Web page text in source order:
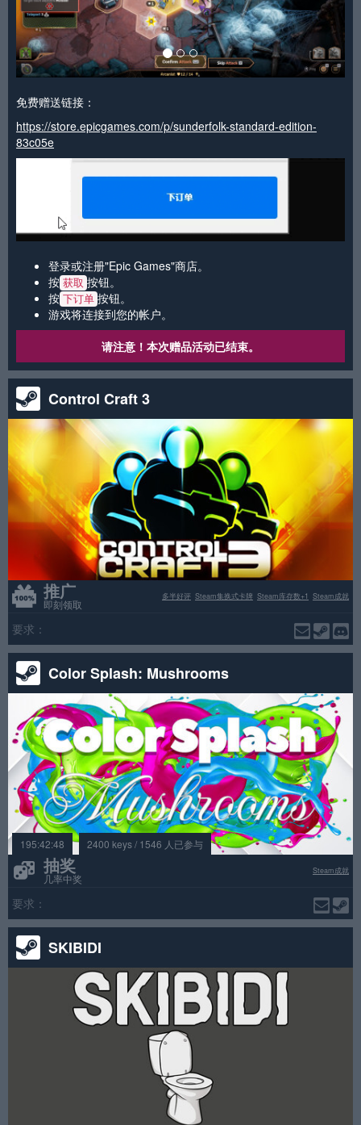
免费赠送链接：
https://store.epicgames.com/p/sunderfolk-standard-edition-
83c05e
登录或注册"Epic Games"商店。
按 获取 按钮。
按 下订单 按钮。
游戏将连接到您的帐户。
请注意！本次赠品活动已结束。
Control Craft 3
推广
即刻领取
Steam成就
Steam库存数+1
Steam集换式卡牌
多半好评
要求：
Color Splash: Mushrooms
195:42:48 2400 keys / 1546 人已参与
抽奖
几率中奖
Steam成就
要求：
SKIBIDI